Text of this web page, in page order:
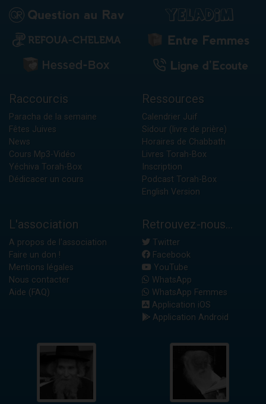
Raccourcis
Paracha de la semaine
Fêtes Juives
News
Cours Mp3-Vidéo
Yéchiva Torah-Box
Dédicacer un cours
Ressources
Calendrier Juif
Sidour (livre de prière)
Horaires de Chabbath
Livres Torah-Box
Inscription
Podcast Torah-Box
English Version
L'association
A propos de l'association
Faire un don !
Mentions légales
Nous contacter
Aide (FAQ)
Retrouvez-nous...
Twitter
Facebook
YouTube
WhatsApp
WhatsApp Femmes
Application iOS
Application Android